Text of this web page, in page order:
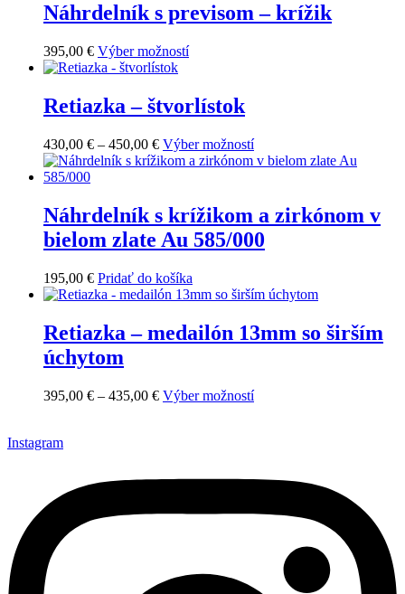
Náhrdelník s previsom – krížik
395,00 € Výber možnostíThis
multiple
variants.
options
may
on
the
product
Retiazka – štvorlístok
430,00 € – 450,00 € Výber možnostíThis
product
variants.
The
options
chosen
on
the
product
Náhrdelník s krížikom a zirkónom v
bielom zlate Au 585/000
195,00 € Pridať do košíka
Retiazka – medailón 13mm so širším
úchytom
395,00 € – 435,00 € Výber možnostíThis
The
product
Instagram